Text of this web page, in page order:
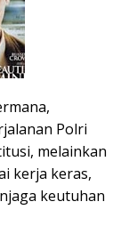
Polri
melainkan
kerja keras,
keutuhan